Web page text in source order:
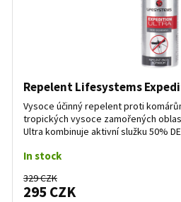
Repelent Lifesystems
Vysoce účinný repelent proti
tropických vysoce zamořených
Ultra kombinuje aktivní služku 50%
In stock
329 CZK
295 CZK